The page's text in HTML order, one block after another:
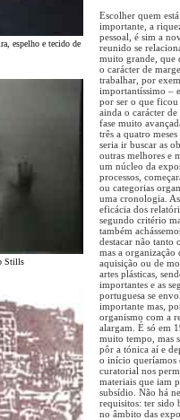
espelho e tecido de
Stills
Escolher quem
importante, a
pessoal, é sim a
reunido se
muito grande, que
o carácter de
trabalhar, por
importantíssimo –
por ser o que ficou
ainda o carácter
fase muito
três a quatro
seria ir buscar as
outras melhores e
um núcleo da
processos,
ou categorias
uma cronologia.
eficácia dos
segundo critério
também
destacar não tanto
mas a
aquisição ou de
artes plásticas,
importantes e as
portuguesa se
importante mas,
organismo com a
alargam. É só em
muito tempo, mas
pôr a tónica aí e
o início queríamos
curatorial nos
materiais que iam
subsídio. Não há
requisitos: ter sido
no âmbito das